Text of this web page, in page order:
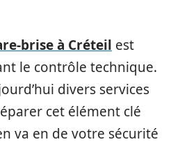
brise à Créteil est
le contrôle technique.
divers services
cet élément clé
va en de votre sécurité